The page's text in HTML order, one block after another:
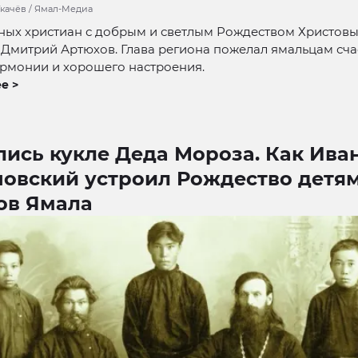
/ Ямал-Медиа
христиан с добрым и светлым Рождеством
Артюхов. Глава региона пожелал ямальцам
и хорошего настроения.
>
кукле Деда Мороза. Как
устроил Рождество
Ямала